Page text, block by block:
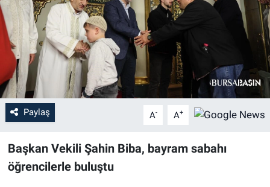
Paylaş A- A+
Başkan Vekili Şahin Biba, bayram sabahı
öğrencilerle buluştu
Sağlık
Eğitim
Ekonomi
Dünya
Magazin